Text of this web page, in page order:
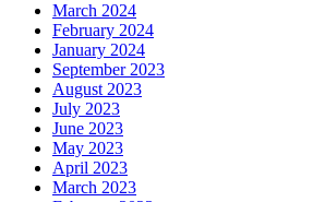
March 2024
February 2024
January 2024
September 2023
August 2023
July 2023
June 2023
May 2023
April 2023
March 2023